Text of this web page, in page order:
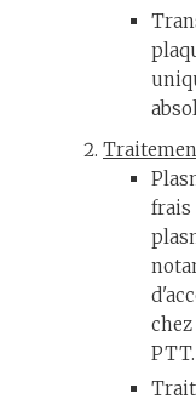
frais
PTT.